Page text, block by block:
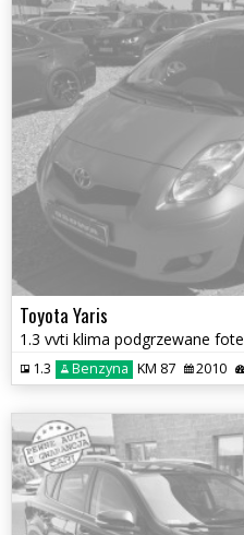
Toyota Yaris
1.3 Benzyna KM 87 2010